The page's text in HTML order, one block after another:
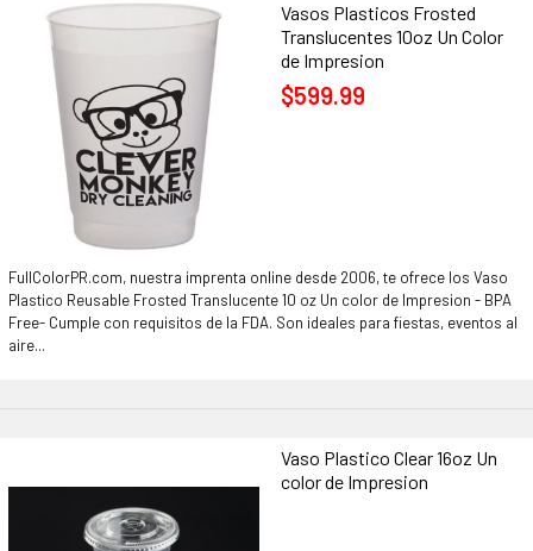
Vasos Plasticos Frosted
Translucentes 10oz Un Color
de Impresion
$599.99
FullColorPR.com, nuestra imprenta online desde 2006, te ofrece los Vaso
Plastico Reusable Frosted Translucente 10 oz Un color de Impresion - BPA
Free- Cumple con requisitos de la FDA. Son ideales para fiestas, eventos al
aire...
Vaso Plastico Clear 16oz Un
color de Impresion